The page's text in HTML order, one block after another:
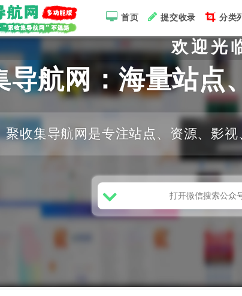
首页 提交收录 分类
欢迎光临聚收集导
导航网：海量站点
聚收集导航网是专注站点、资源、影